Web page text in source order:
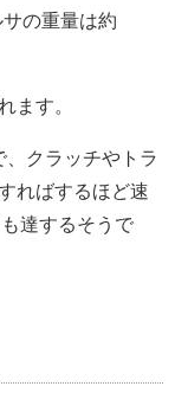
の重量は約
ます。
クラッチやトラ
ればするほど速
達するそうで